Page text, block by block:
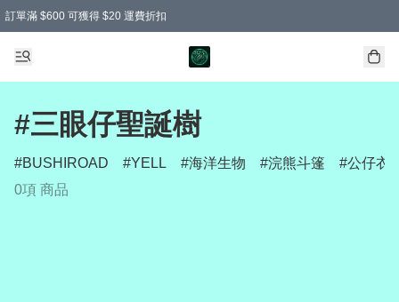
訂單滿 $600 可獲得 $20 運費折扣
#三眼仔聖誕樹
BUSHIROAD YELL 海洋生物 浣熊斗篷
公仔衣
0項 商品